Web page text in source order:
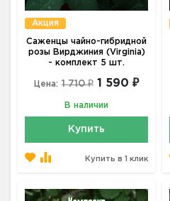
Акция
Саженцы чайно-гибридной
розы Вирджиния (Virginia)
- комплект 5 шт.
Цена: 1 710 ₽ 1 590 ₽
В наличии
Купить
Купить в 1 клик